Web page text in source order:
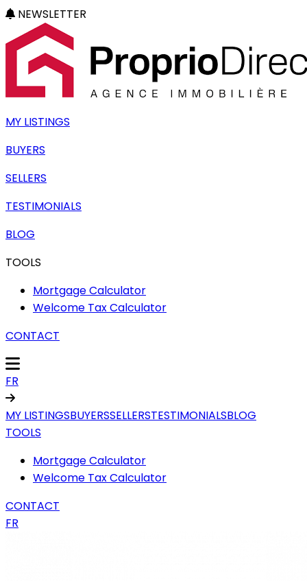
NEWSLETTER
MY LISTINGS
BUYERS
SELLERS
TESTIMONIALS
BLOG
TOOLS
Mortgage Calculator
Welcome Tax Calculator
CONTACT
FR
MY LISTINGSBUYERSSELLERSTESTIMONIALSBLOG
TOOLS
Mortgage Calculator
Welcome Tax Calculator
CONTACT
FR